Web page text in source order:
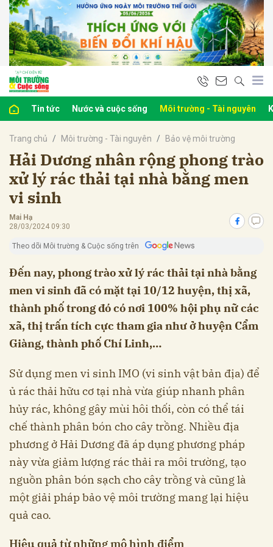
Tin tức Nước và cuộc sống Môi trường - Tài nguyên
Trang chủ Môi trường - Tài nguyên Bảo vệ môi trường
Hải Dương nhân rộng phong trào
xử lý rác thải tại nhà bằng men
vi sinh
Mai Hạ
28/03/2024 09:30
Theo dõi Môi trường & Cuộc sống trên
Đến nay, phong trào xử lý rác thải tại nhà bằng
men vi sinh đã có mặt tại 10/12 huyện, thị xã,
thành phố trong đó có nơi 100% hội phụ nữ các
xã, thị trấn tích cực tham gia như ở huyện Cẩm
Giàng, thành phố Chí Linh,…
Sử dụng men vi sinh IMO (vi sinh vật bản địa) để
ủ rác thải hữu cơ tại nhà vừa giúp nhanh phân
hủy rác, không gây mùi hôi thối, còn có thể tái
chế thành phân bón cho cây trồng. Nhiều địa
phương ở Hải Dương đã áp dụng phương pháp
này vừa giảm lượng rác thải ra môi trường, tạo
nguồn phân bón sạch cho cây trồng và cũng là
một giải pháp bảo vệ môi trường mang lại hiệu
quả cao.
Hiệu quả từ những mô hình điểm
luận